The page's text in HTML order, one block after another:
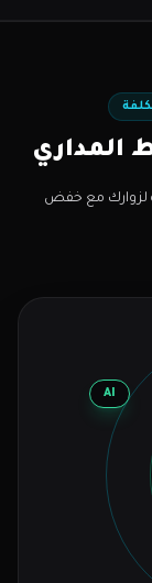
المداري
لزوارك مع خفض
AI